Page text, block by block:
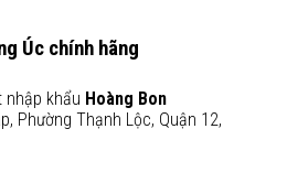
Úc chính hãng
nhập khẩu Hoàng Bon
Phường Thạnh Lộc, Quận 12,